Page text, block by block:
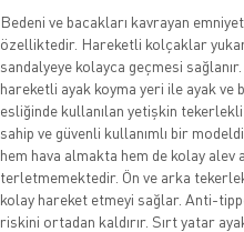
Bedeni ve bacakları kavrayan
özelliktedir. Hareketli kolçaklar
sandalyeye kolayca geçmesi
hareketli ayak koyma yeri ile ayak ve
esliğinde kullanılan yetişkin
sahip ve güvenli kullanımlı bir
hem hava almakta hem de kolay
terletmemektedir. Ön ve arka
kolay hareket etmeyi sağlar. Anti-
riskini ortadan kaldırır. Sırt yatar